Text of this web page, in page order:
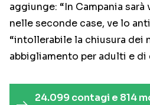
aggiunge: “In Campania
nelle seconde case, ve lo
“intollerabile la chiusura dei
abbigliamento per adulti e di
24.099 contagi e 814